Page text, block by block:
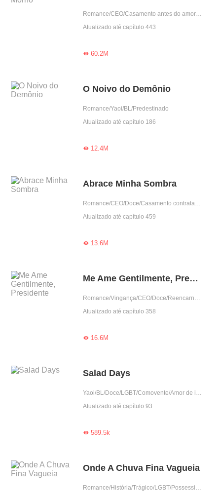
Romance/CEO/Casamento antes do amor/Doce/Trágico/Drama/Casamento contratado
Atualizado até capítulo 443
60.2M
O Noivo do Demônio
Romance/Yaoi/BL/Predestinado
Atualizado até capítulo 186
12.4M
Abrace Minha Sombra
Romance/CEO/Doce/Casamento contratado/Predestinado/Possessivo/Dominante/Obediente/Urbano
Atualizado até capítulo 459
13.6M
Me Ame Gentilmente, Presidente
Romance/Vingança/CEO/Doce/Reencarnação/Grávida/Gentil/Urbano
Atualizado até capítulo 358
16.6M
Salad Days
Yaoi/BL/Doce/LGBT/Comovente/Amor de infância
Atualizado até capítulo 93
589.5k
Onde A Chuva Fina Vagueia
Romance/História/Trágico/LGBT/Possessivo/Dominante